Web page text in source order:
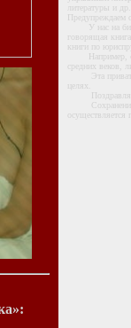
литературы и др.
Предупреждаем
У нас на
говорящая
книги по
Например,
средних веков,
Эта приватная
целях.
Сохранение